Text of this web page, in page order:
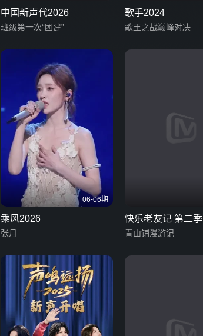
中国新声代2026
班级第一次“团建”
歌手2024
歌王之战巅峰对决
06-06期
乘风2026
张月
快乐老友记 第二季
青山铺漫游记